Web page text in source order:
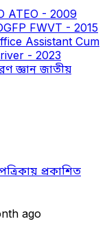
ATEO - 2009
FWVT - 2015
Assistant Cum
- 2023
জ্ঞানজাতীয়
প্রকাশিত
ago